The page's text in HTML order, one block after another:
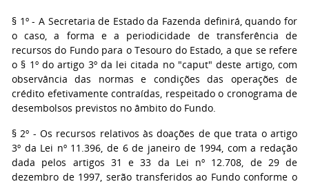
§ 1º - A Secretaria de Estado da Fazenda definirá, quando for
o caso, a forma e a periodicidade de transferência de
recursos do Fundo para o Tesouro do Estado, a que se refere
o § 1º do artigo 3º da lei citada no "caput" deste artigo, com
observância das normas e condições das operações de
crédito efetivamente contraídas, respeitado o cronograma de
desembolsos previstos no âmbito do Fundo.
§ 2º - Os recursos relativos às doações de que trata o artigo
3º da Lei nº 11.396, de 6 de janeiro de 1994, com a redação
dada pelos artigos 31 e 33 da Lei nº 12.708, de 29 de
dezembro de 1997, serão transferidos ao Fundo conforme o